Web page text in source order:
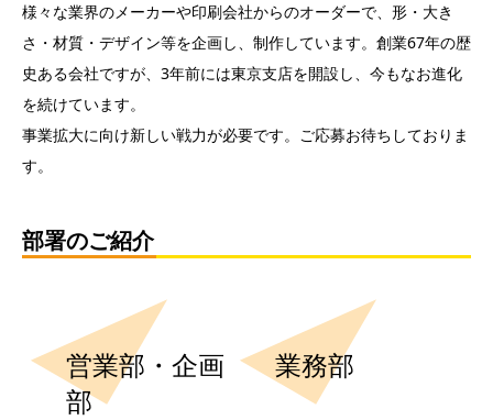
様々な業界のメーカーや印刷会社からのオーダーで、形・大き
さ・材質・デザイン等を企画し、制作しています。創業67年の歴
史ある会社ですが、3年前には東京支店を開設し、今もなお進化
を続けています。
事業拡大に向け新しい戦力が必要です。ご応募お待ちしておりま
す。
部署のご紹介
営業部・企画
部
業務部